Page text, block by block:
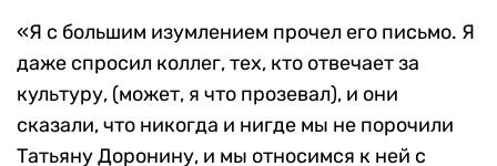
«Я с большим изумлением прочел его письмо. Я
даже спросил коллег, тех, кто отвечает за
культуру, (может, я что прозевал), и они
сказали, что никогда и нигде мы не порочили
Татьяну Доронину, и мы относимся к ней с